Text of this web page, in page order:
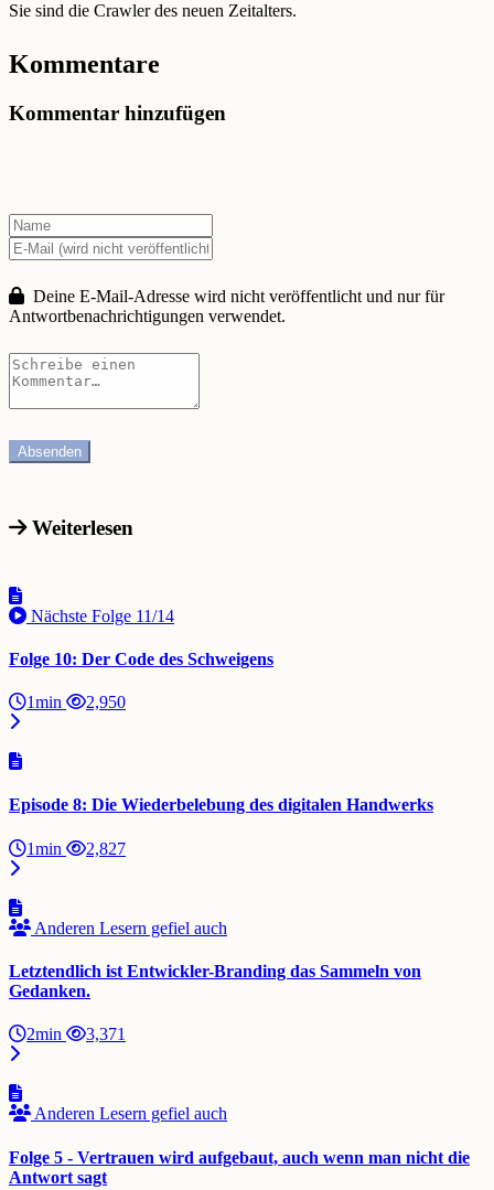
Sie sind die Crawler des neuen Zeitalters.
Kommentare
Kommentar hinzufügen
Deine E-Mail-Adresse wird nicht veröffentlicht und nur für
Antwortbenachrichtigungen verwendet.
Weiterlesen
Nächste Folge 11/14
Folge 10: Der Code des Schweigens
1min 2,950
Episode 8: Die Wiederbelebung des digitalen Handwerks
1min 2,827
Anderen Lesern gefiel auch
Letztendlich ist Entwickler-Branding das Sammeln von
Gedanken.
2min 3,371
Anderen Lesern gefiel auch
Folge 5 - Vertrauen wird aufgebaut, auch wenn man nicht die
Antwort sagt